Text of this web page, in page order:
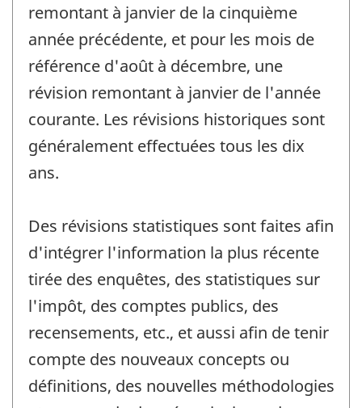
remontant à janvier de la cinquième
année précédente, et pour les mois de
référence d'août à décembre, une
révision remontant à janvier de l'année
courante. Les révisions historiques sont
généralement effectuées tous les dix
ans.
Des révisions statistiques sont faites afin
d'intégrer l'information la plus récente
tirée des enquêtes, des statistiques sur
l'impôt, des comptes publics, des
recensements, etc., et aussi afin de tenir
compte des nouveaux concepts ou
définitions, des nouvelles méthodologies